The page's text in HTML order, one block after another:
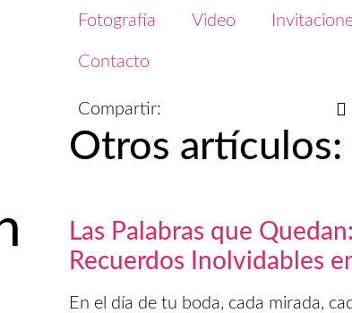
Fotografía Video
Contacto
Compartir:
Otros artículos:
Las Palabras que
Recuerdos Inolvidables
En el día de tu boda, cada mirada,